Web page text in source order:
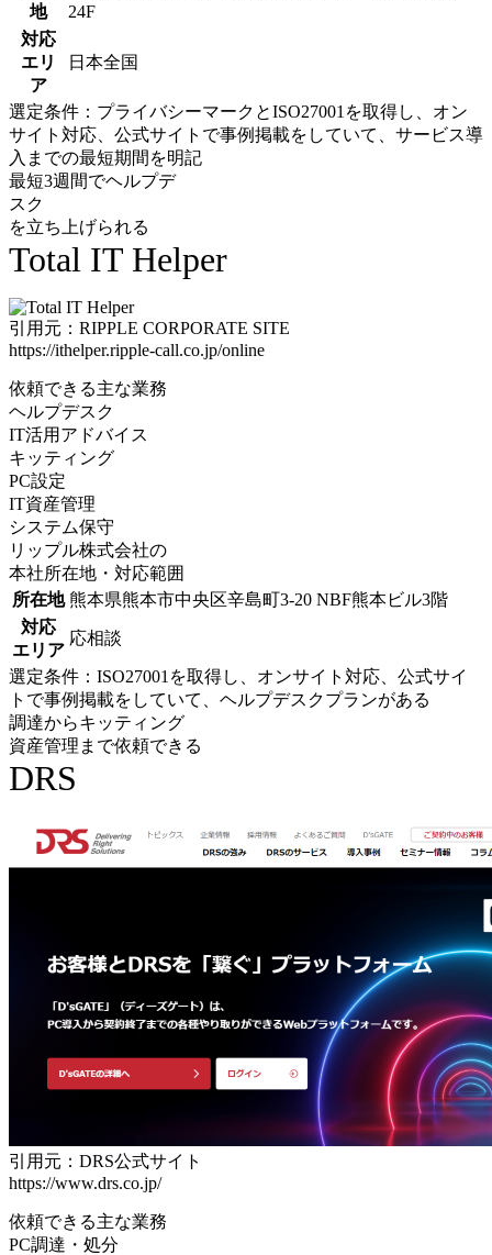
地
24F
対応
エリ
ア
日本全国
選定条件：プライバシーマークとISO27001を取得し、オン
サイト対応、公式サイトで事例掲載をしていて、サービス導
入までの最短期間を明記
最短3週間でヘルプデ
スク
を立ち上げられる
Total IT Helper
引用元：RIPPLE CORPORATE SITE
https://ithelper.ripple-call.co.jp/online
依頼できる主な業務
ヘルプデスク
IT活用アドバイス
キッティング
PC設定
IT資産管理
システム保守
リップル株式会社の
本社所在地・対応範囲
所在地 熊本県熊本市中央区辛島町3-20 NBF熊本ビル3階
対応
エリア
応相談
選定条件：ISO27001を取得し、オンサイト対応、公式サイ
トで事例掲載をしていて、ヘルプデスクプランがある
調達からキッティング
資産管理まで依頼できる
DRS
引用元：DRS公式サイト
https://www.drs.co.jp/
依頼できる主な業務
PC調達・処分